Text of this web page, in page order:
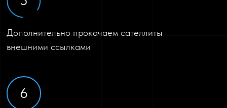
Дополнительно прокачаем сателлиты
внешними ссылками
6